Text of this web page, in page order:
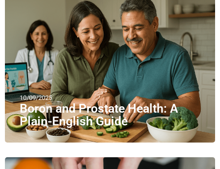
10/09/2025
Boron and Prostate Health: A
Plain-English Guide